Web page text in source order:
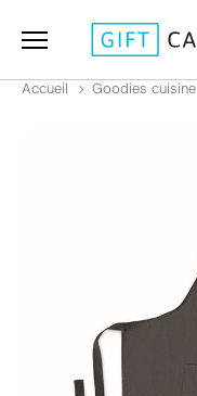
Accueil Goodies cuisine